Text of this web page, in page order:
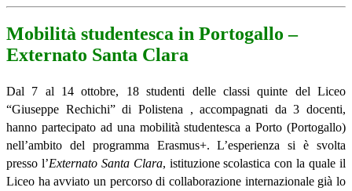
Mobilità studentesca in Portogallo –
Externato Santa Clara
Dal 7 al 14 ottobre, 18 studenti delle classi quinte del Liceo
“Giuseppe Rechichi”di Polistena , accompagnati da 3 docenti,
hanno partecipato ad una mobilitàstudentesca a Porto (Portogallo)
nell’ambito del programma Erasmus+. L’esperienza si è svolta
presso l’Externato Santa Clara, istituzione scolastica con la quale il
Liceo ha avviato un percorso di collaborazione internazionale già lo